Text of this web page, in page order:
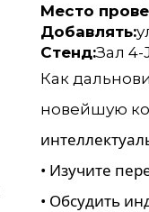
Место
Добавлять:
Стенд:Зал 4-
Как
новейшую
• Изучите
• Обсудить